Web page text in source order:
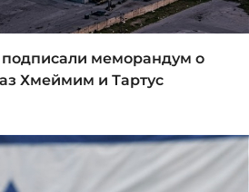
меморандум о
Хмеймим и Тартус